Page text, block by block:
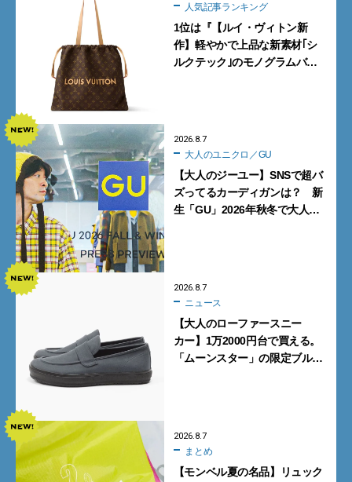
人気記事ランキング
1位は『【ルイ・ヴィトン新
作】軽やかで上品な新素材｢シ
ルクテック｣のモノグラムバッ
2026.8.7
大人のユニクロ／GU
【大人のジーユー】SNSで超バ
ズってるカーディガンは？ 新
生「GU」2026年秋冬で大人メ
2026.8.7
ニュース
【大人のローファースニー
カー】1万2000円台で買える。
「ムーンスター」の限定ブルー
2026.8.7
まとめ
【モンベル夏の名品】リュック